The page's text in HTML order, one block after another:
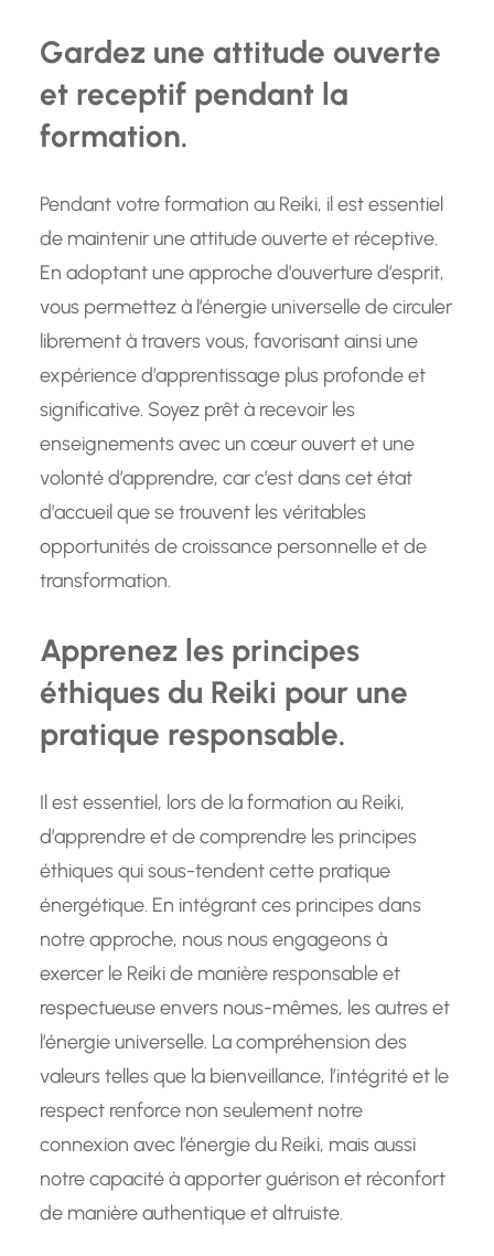
Gardez une attitude ouverte
et receptif pendant la
formation.
Pendant votre formation au Reiki, il est essentiel
de maintenir une attitude ouverte et réceptive.
En adoptant une approche d’ouverture d’esprit,
vous permettez à l’énergie universelle de circuler
librement à travers vous, favorisant ainsi une
expérience d’apprentissage plus profonde et
significative. Soyez prêt à recevoir les
enseignements avec un cœur ouvert et une
volonté d’apprendre, car c’est dans cet état
d’accueil que se trouvent les véritables
opportunités de croissance personnelle et de
transformation.
Apprenez les principes
éthiques du Reiki pour une
pratique responsable.
Il est essentiel, lors de la formation au Reiki,
d’apprendre et de comprendre les principes
éthiques qui sous-tendent cette pratique
énergétique. En intégrant ces principes dans
notre approche, nous nous engageons à
exercer le Reiki de manière responsable et
respectueuse envers nous-mêmes, les autres et
l’énergie universelle. La compréhension des
valeurs telles que la bienveillance, l’intégrité et le
respect renforce non seulement notre
connexion avec l’énergie du Reiki, mais aussi
notre capacité à apporter guérison et réconfort
de manière authentique et altruiste.